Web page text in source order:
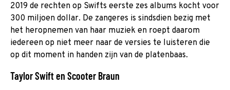
2019 de rechten op Swifts eerste zes albums kocht voor
300 miljoen dollar. De zangeres is sindsdien bezig met
het heropnemen van haar muziek en roept daarom
iedereen op niet meer naar de versies te luisteren die
op dit moment in handen zijn van de platenbaas.
Taylor Swift en Scooter Braun